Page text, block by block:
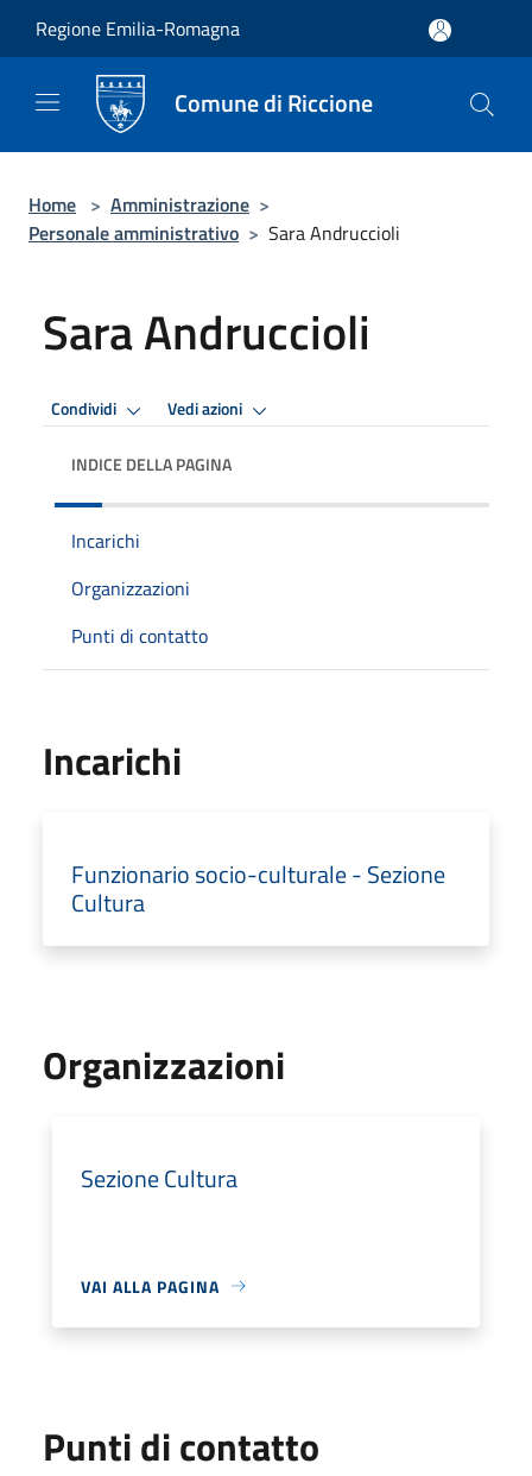
Regione Emilia-Romagna
Comune di Riccione
Home > Amministrazione >
Personale amministrativo > Sara Andruccioli
Sara Andruccioli
Condividi Vedi azioni
INDICE DELLA PAGINA
Incarichi
Organizzazioni
Punti di contatto
Incarichi
Funzionario socio-culturale - Sezione
Cultura
Organizzazioni
Sezione Cultura
VAI ALLA PAGINA
Punti di contatto